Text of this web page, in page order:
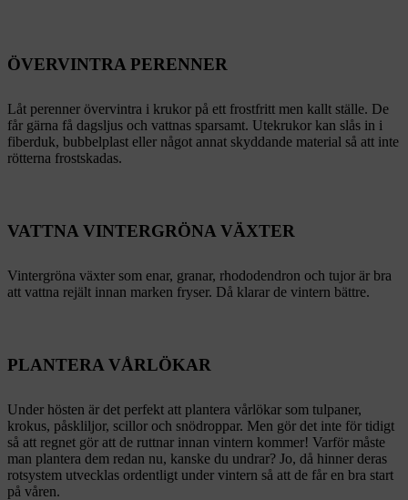
ÖVERVINTRA PERENNER
Låt perenner övervintra i krukor på ett frostfritt men kallt ställe. De
får gärna få dagsljus och vattnas sparsamt. Utekrukor kan slås in i
fiberduk, bubbelplast eller något annat skyddande material så att inte
rötterna frostskadas.
VATTNA VINTERGRÖNA VÄXTER
Vintergröna växter som enar, granar, rhododendron och tujor är bra
att vattna rejält innan marken fryser. Då klarar de vintern bättre.
PLANTERA VÅRLÖKAR
Under hösten är det perfekt att plantera vårlökar som tulpaner,
krokus, påskliljor, scillor och snödroppar. Men gör det inte för tidigt
så att regnet gör att de ruttnar innan vintern kommer! Varför måste
man plantera dem redan nu, kanske du undrar? Jo, då hinner deras
rotsystem utvecklas ordentligt under vintern så att de får en bra start
på våren.